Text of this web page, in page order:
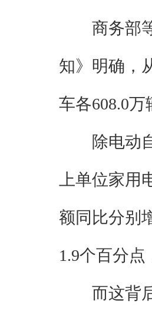
商务部
知》明确，
车各608.0
除电动
上单位家
额同比分别
1.9个百分
而这背